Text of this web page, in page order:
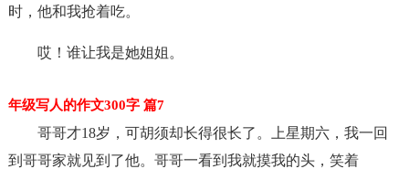
时，他和我抢着吃。
哎！谁让我是她姐姐。
年级写人的作文300字 篇7
哥哥才18岁，可胡须却长得很长了。上星期六，我一回
到哥哥家就见到了他。哥哥一看到我就摸我的头，笑着